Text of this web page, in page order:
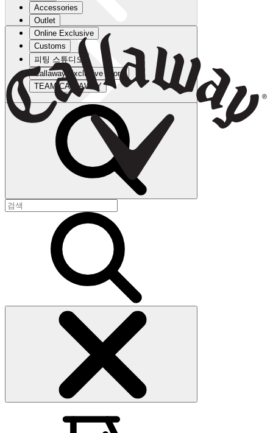
Accessories
Outlet
Online Exclusive
Customs
피팅 스튜디오
Callaway Exclusive Store
TEAM CALLAWAY